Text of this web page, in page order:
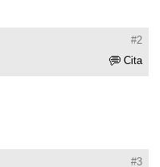
#2
Cita
#3